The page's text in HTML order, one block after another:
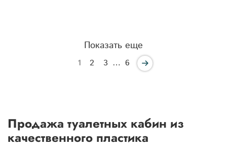
Показать еще
1 2 3 … 6
Продажа туалетных кабин из
качественного пластика